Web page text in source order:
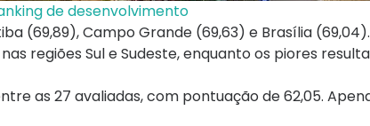
de desenvolvimento
(69,89), Campo Grande (69,63) e Brasília
regiões Sul e Sudeste, enquanto os piores
as 27 avaliadas, com pontuação de 62,05.